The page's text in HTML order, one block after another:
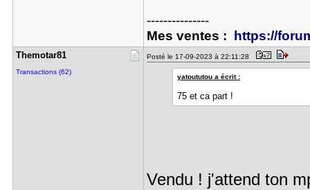
---------------
Mes ventes :
https://
Themotar81
Transactions (62)
Posté le 17-09-2023 à 22:11:28
yatoututou a écrit :
75 et ca part !
Vendu ! j'attend ton